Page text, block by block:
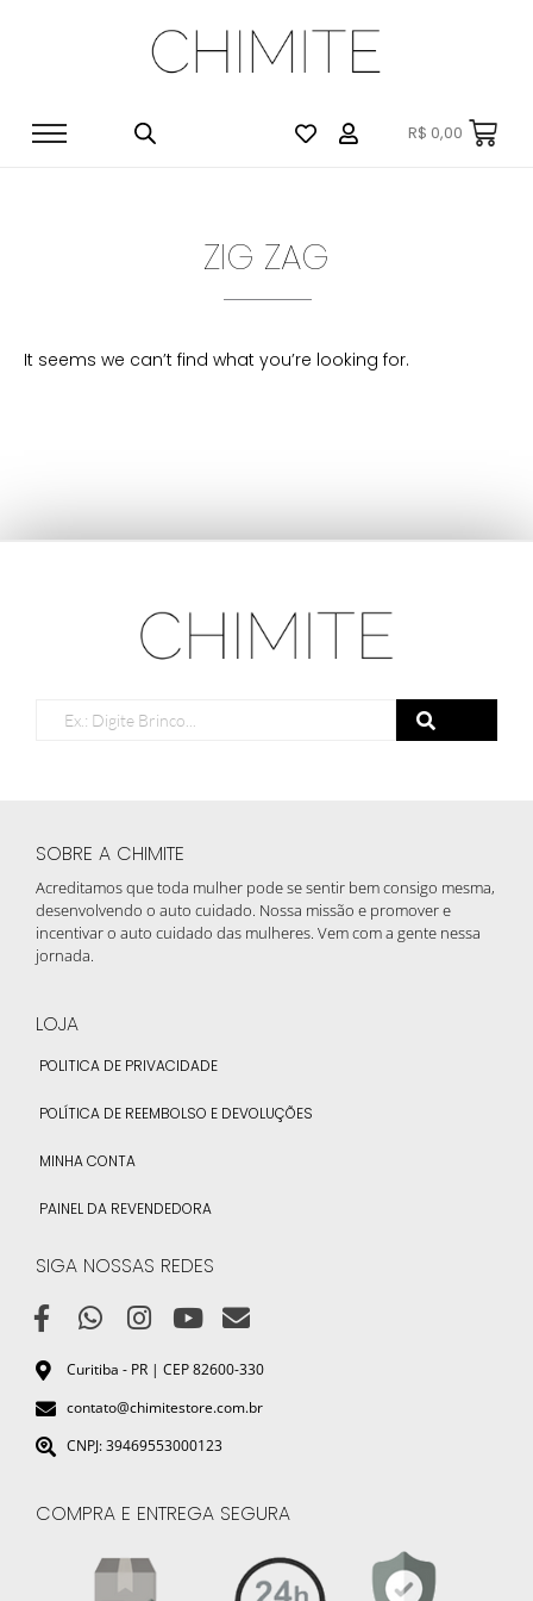
R$ 0,00
ZIG ZAG
It seems we can’t find what you’re looking for.
SOBRE A CHIMITE
Acreditamos que toda mulher pode se sentir bem consigo mesma,
desenvolvendo o auto cuidado. Nossa missão e promover e
incentivar o auto cuidado das mulheres. Vem com a gente nessa
jornada.
LOJA
POLITICA DE PRIVACIDADE
POLÍTICA DE REEMBOLSO E DEVOLUÇÕES
MINHA CONTA
PAINEL DA REVENDEDORA
SIGA NOSSAS REDES
Curitiba - PR | CEP 82600-330
contato@chimitestore.com.br
CNPJ: 39469553000123
COMPRA E ENTREGA SEGURA